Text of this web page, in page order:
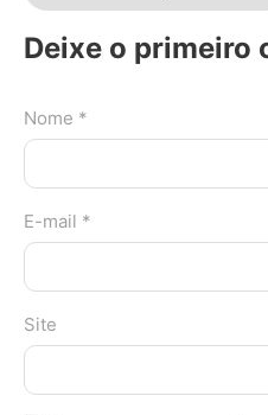
Deixe o primeiro
Nome *
E-mail *
Site